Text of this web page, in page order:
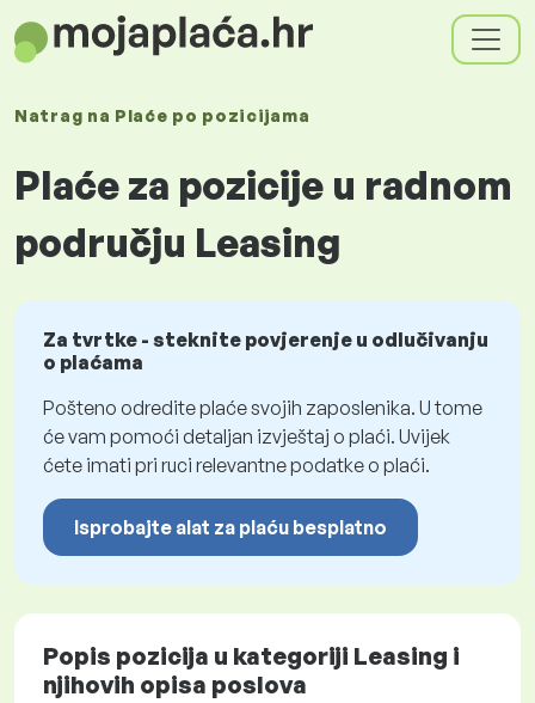
Natrag na Plaće po pozicijama
Plaće za pozicije u radnom
području Leasing
Za tvrtke - steknite povjerenje u odlučivanju
o plaćama
Pošteno odredite plaće svojih zaposlenika. U tome
će vam pomoći detaljan izvještaj o plaći. Uvijek
ćete imati pri ruci relevantne podatke o plaći.
Isprobajte alat za plaću besplatno
Popis pozicija u kategoriji Leasing i
njihovih opisa poslova